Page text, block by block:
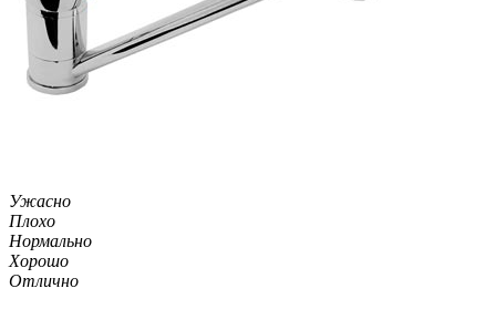
Ужасно
Плохо
Нормально
Хорошо
Отлично